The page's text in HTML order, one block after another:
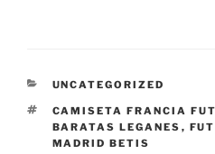
CATEGORÍAS
UNCATEGORIZED
ETIQUETAS
CAMISETA FRANCIA
BARATAS LEGANES ,
MADRID BETIS